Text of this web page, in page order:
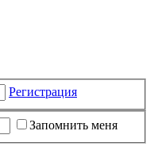
Регистрация
Запомнить меня